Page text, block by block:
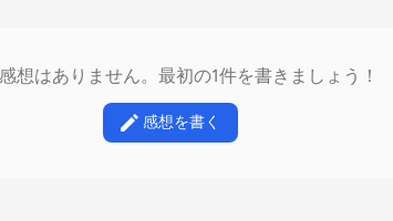
想はありません。最初の1件を書きましょう！
感想を書く